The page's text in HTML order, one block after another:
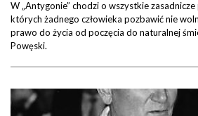
W „Antygonie” chodzi o wszystkie
których żadnego człowieka pozbawić nie
prawo do życia od poczęcia do naturalnej
Powęski.